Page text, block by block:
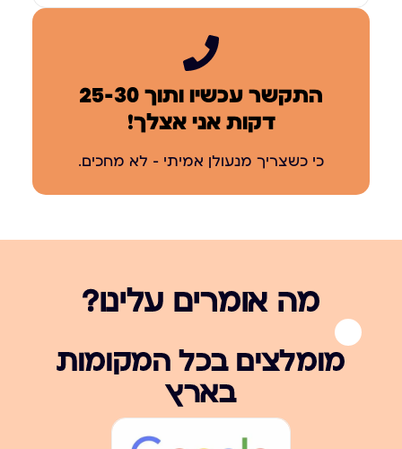
התקשר עכשיו ותוך 25-30
דקות אני אצלך!
כי כשצריך מנעולן אמיתי – לא מחכים.
מה אומרים עלינו?
מומלצים בכל המקומות
בארץ